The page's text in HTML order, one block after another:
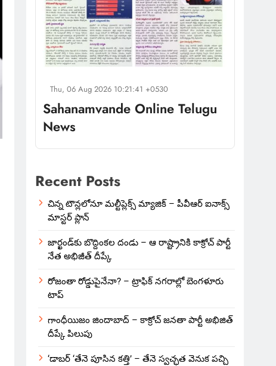
Thu, 06 Aug 2026 10:21:41 +0530
Sahanamvande Online Telugu
News
Recent Posts
చిన్న టౌన్లలోనూ మల్టీప్లెక్స్‌ మ్యాజిక్ – పీవీఆర్ ఐనాక్స్
మాస్టర్ ప్లాన్
జార్ఖండ్‌కు బొద్దింకల దండు – ఆ రాష్ట్రానికి కాక్రోచ్ పార్టీ
నేత అభిజీత్ దీప్కే
రోజంతా రోడ్డుపైనేనా? – ట్రాఫిక్ నగరాల్లో బెంగళూరు
టాప్
గాంధీయిజం జిందాబాద్ – కాక్రోచ్ జనతా పార్టీ అభిజిత్
దీప్కే పిలుపు
‘డాబర్ ‘తేనె పూసిన కత్తి’ – తేనె స్వచ్ఛత వెనుక పచ్చి